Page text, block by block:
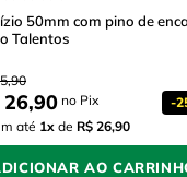
50mm com pino de
Talentos
,90
26,90 no Pix -
até 1x de R$ 26,90
AO